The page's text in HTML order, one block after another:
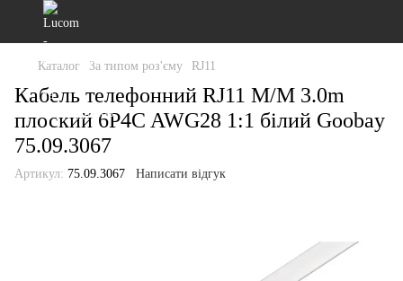
Каталог За типом роз'єму RJ11
Кабель телефонний RJ11 M/M 3.0m
плоский 6P4C AWG28 1:1 білий Goobay
75.09.3067
Артикул: 75.09.3067 Написати відгук